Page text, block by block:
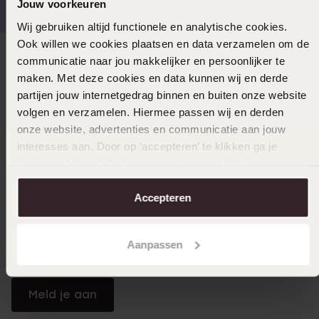
Jouw voorkeuren
Wij gebruiken altijd functionele en analytische cookies.
Ook willen we cookies plaatsen en data verzamelen om de
communicatie naar jou makkelijker en persoonlijker te
maken. Met deze cookies en data kunnen wij en derde
partijen jouw internetgedrag binnen en buiten onze website
volgen en verzamelen. Hiermee passen wij en derden
onze website, advertenties en communicatie aan jouw
interesses aan. Door op ‘accepteren’ te klikken ga je
aanpassen. Lees er meer over in onscookiebeleid.
Accepteren
Aanpassen
Direct naar
Over Lucardi
Word member en ontvang altijd minimaal 10% korting
Meld je aan